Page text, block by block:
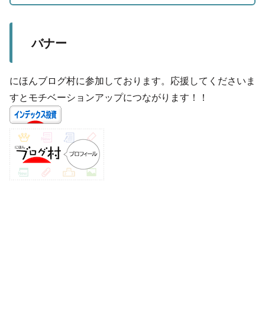
バナー
にほんブログ村に参加しております。応援してくださいま
すとモチベーションアップにつながります！！